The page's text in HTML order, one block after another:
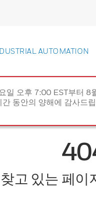
AUTOMATION
일 오후 7:00 EST부터
동안의 양해에 감사드
찾고 있는 페이